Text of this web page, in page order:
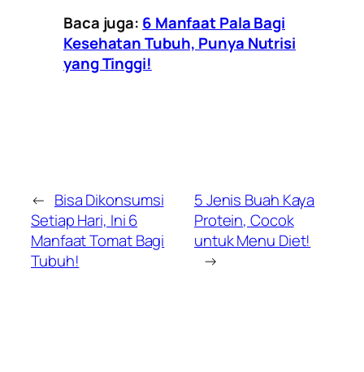
Baca juga: 6 Manfaat Pala Bagi
Kesehatan Tubuh, Punya Nutrisi
yang Tinggi!
← Bisa Dikonsumsi
Setiap Hari, Ini 6
Manfaat Tomat Bagi
Tubuh!
5 Jenis Buah Kaya
Protein, Cocok
untuk Menu Diet!
→